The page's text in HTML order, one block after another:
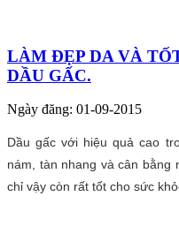
LÀM ĐẸP DA VÀ
DẦU GẤC.
Ngày đăng: 01-09-2015
Dầu gấc với hiệu quả cao
nám, tàn nhang và cân bằng
chỉ vậy còn rất tốt cho sức